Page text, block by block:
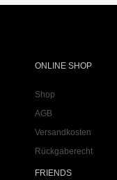
ONLINE SHOP
Shop
AGB
Versandkosten
Rückgaberecht
FRIENDS